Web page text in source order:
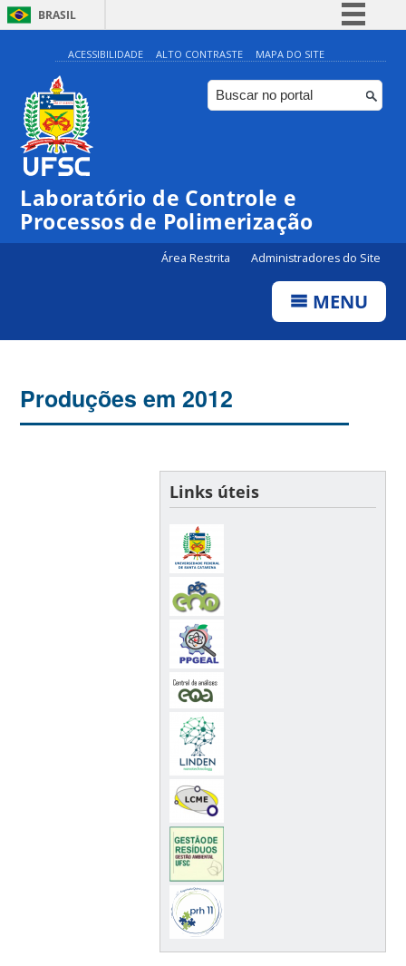
BRASIL
Simplifique!
Comunica BR
Participe
Canais
ACESSIBILIDADE ALTO CONTRASTE MAPA DO SITE
Laboratório de Controle e
Processos de Polimerização
Área Restrita Administradores do Site
MENU
Produções em 2012
Links úteis